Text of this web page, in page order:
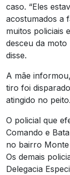
caso. “Eles
acostumados a
muitos policiais
desceu da moto
disse.
A mãe
tiro foi
atingido no peito.
O policial que
Comando e
no bairro
Os demais
Delegacia